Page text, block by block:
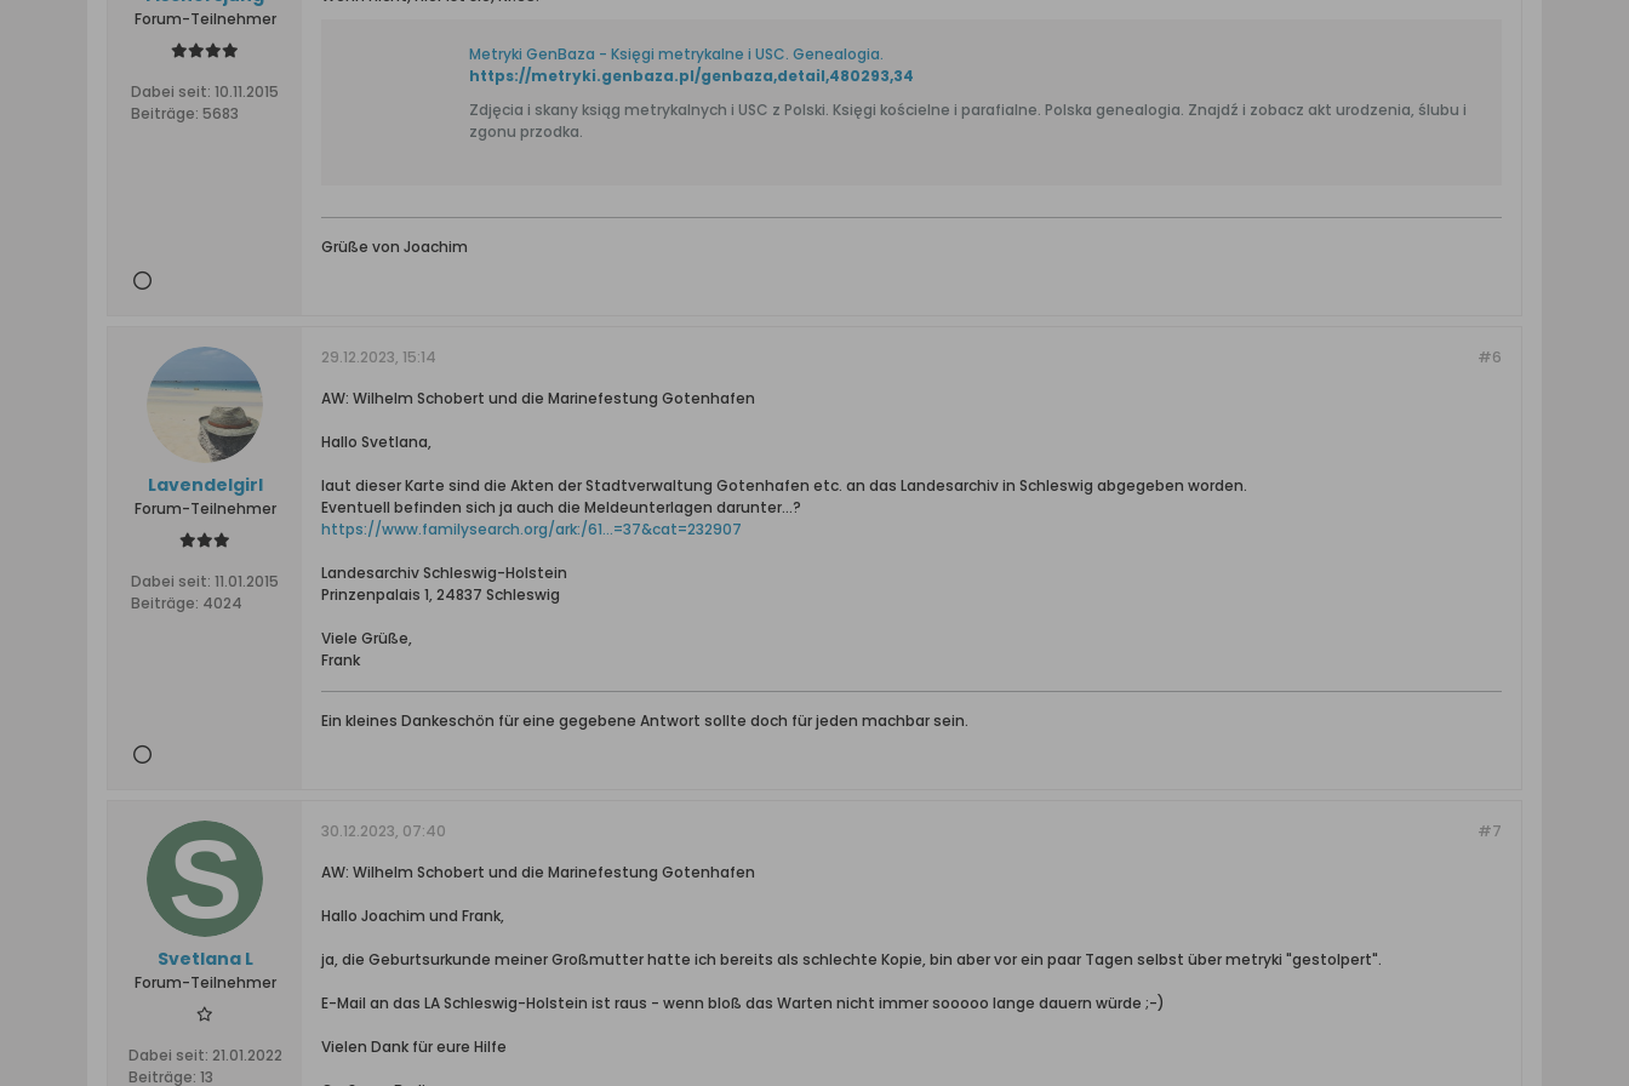
Forum-Teilnehmer
Dabei seit: 10.11.2015
Beiträge: 5683
Metryki GenBaza - Księgi metrykalne i USC. Genealogia.
https://metryki.genbaza.pl/genbaza,detail,480293,34
Zdjęcia i skany ksiąg metrykalnych i USC z Polski. Księgi kościelne i parafialne. Polska genealogia. Znajdź i zobacz akt urodzenia, ślubu i
zgonu przodka.
Grüße von Joachim
Lavendelgirl
Forum-Teilnehmer
Dabei seit: 11.01.2015
Beiträge: 4024
#6
29.12.2023, 15:14
AW: Wilhelm Schobert und die Marinefestung Gotenhafen
Hallo Svetlana,
laut dieser Karte sind die Akten der Stadtverwaltung Gotenhafen etc. an das Landesarchiv in Schleswig abgegeben worden.
Eventuell befinden sich ja auch die Meldeunterlagen darunter...?
https://www.familysearch.org/ark:/61...=37&cat=232907
Landesarchiv Schleswig-Holstein
Prinzenpalais 1, 24837 Schleswig
Viele Grüße,
Frank
Ein kleines Dankeschön für eine gegebene Antwort sollte doch für jeden machbar sein.
Svetlana L
Forum-Teilnehmer
Dabei seit: 21.01.2022
Beiträge: 13
#7
30.12.2023, 07:40
AW: Wilhelm Schobert und die Marinefestung Gotenhafen
Hallo Joachim und Frank,
ja, die Geburtsurkunde meiner Großmutter hatte ich bereits als schlechte Kopie, bin aber vor ein paar Tagen selbst über metryki "gestolpert".
E-Mail an das LA Schleswig-Holstein ist raus - wenn bloß das Warten nicht immer sooooo lange dauern würde ;-)
Vielen Dank für eure Hilfe